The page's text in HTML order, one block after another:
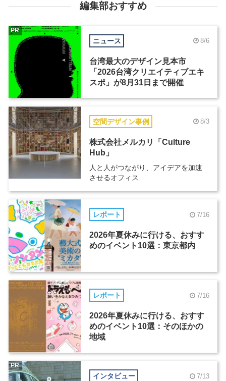
編集部おすすめ
ニュース 8/6
台湾最大のデザイン見本市
「2026台湾クリエイティブエキ
スポ」が8月31日まで開催
PR
空間デザイン事例 8/3
株式会社メルカリ「Culture
Hub」
人と人がつながり、アイデアを加速
させるオフィス
レポート 7/16
2026年夏休みに行ける、おすす
めのイベント10選：東京都内
レポート 7/16
2026年夏休みに行ける、おすす
めのイベント10選：そのほかの
地域
インタビュー 7/13
PR